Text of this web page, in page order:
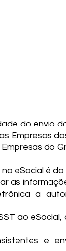
do envio
Empresas
do
eSocial é
as
a
ao
e